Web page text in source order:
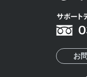
お